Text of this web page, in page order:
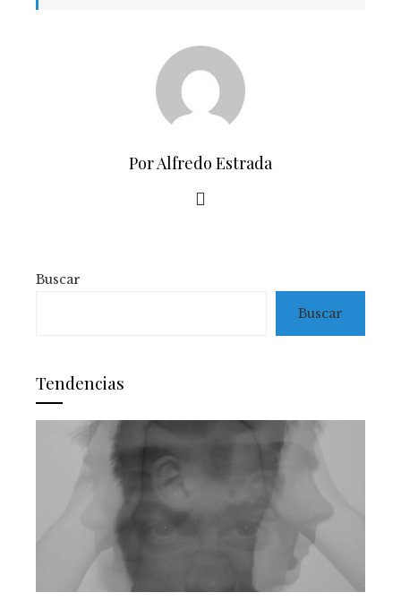
Por Alfredo Estrada
Buscar
Buscar
Tendencias